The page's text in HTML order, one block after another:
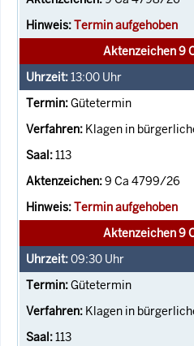
Termin aufgehoben
Aktenzeichen 9
13:00 Uhr
Gütetermin
Klagen in
113
9 Ca 4799/26
Termin aufgehoben
Aktenzeichen 9
09:30 Uhr
Gütetermin
Klagen in
113